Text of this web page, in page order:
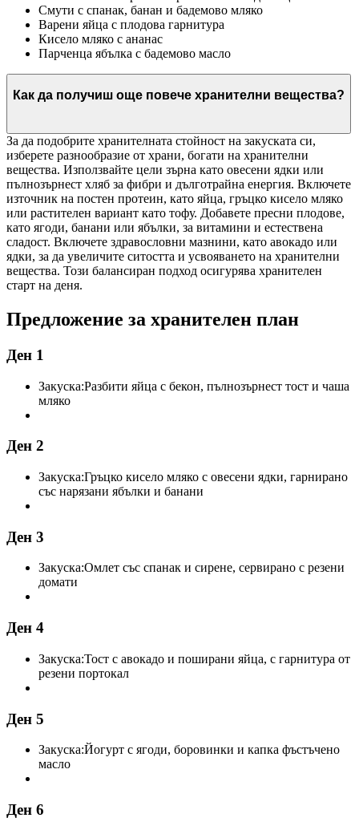
Смути с спанак, банан и бадемово мляко
Варени яйца с плодова гарнитура
Кисело мляко с ананас
Парченца ябълка с бадемово масло
Как да получиш още повече хранителни вещества?
За да подобрите хранителната стойност на закуската си,
изберете разнообразие от храни, богати на хранителни
вещества. Използвайте цели зърна като овесени ядки или
пълнозърнест хляб за фибри и дълготрайна енергия. Включете
източник на постен протеин, като яйца, гръцко кисело мляко
или растителен вариант като тофу. Добавете пресни плодове,
като ягоди, банани или ябълки, за витамини и естествена
сладост. Включете здравословни мазнини, като авокадо или
ядки, за да увеличите ситостта и усвояването на хранителни
вещества. Този балансиран подход осигурява хранителен
старт на деня.
Предложение за хранителен план
Ден 1
Закуска:Разбити яйца с бекон, пълнозърнест тост и чаша
мляко
Ден 2
Закуска:Гръцко кисело мляко с овесени ядки, гарнирано
със нарязани ябълки и банани
Ден 3
Закуска:Омлет със спанак и сирене, сервирано с резени
домати
Ден 4
Закуска:Тост с авокадо и поширани яйца, с гарнитура от
резени портокал
Ден 5
Закуска:Йогурт с ягоди, боровинки и капка фъстъчено
масло
Ден 6